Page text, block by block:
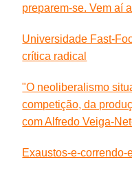
preparem-se. Vem aí
Universidade Fast-
crítica radical
"O neoliberalismo
competição, da
com Alfredo Veiga-
Exaustos-e-correndo-